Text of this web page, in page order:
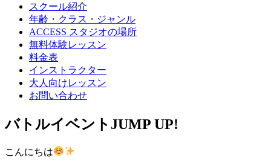
スクール紹介
年齢・クラス・ジャンル
ACCESS スタジオの場所
無料体験レッスン
料金表
インストラクター
大人向けレッスン
お問い合わせ
バトルイベントJUMP UP!
こんにちは